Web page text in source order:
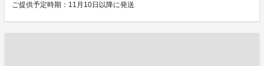
ご提供予定時期：11月10日以降に発送